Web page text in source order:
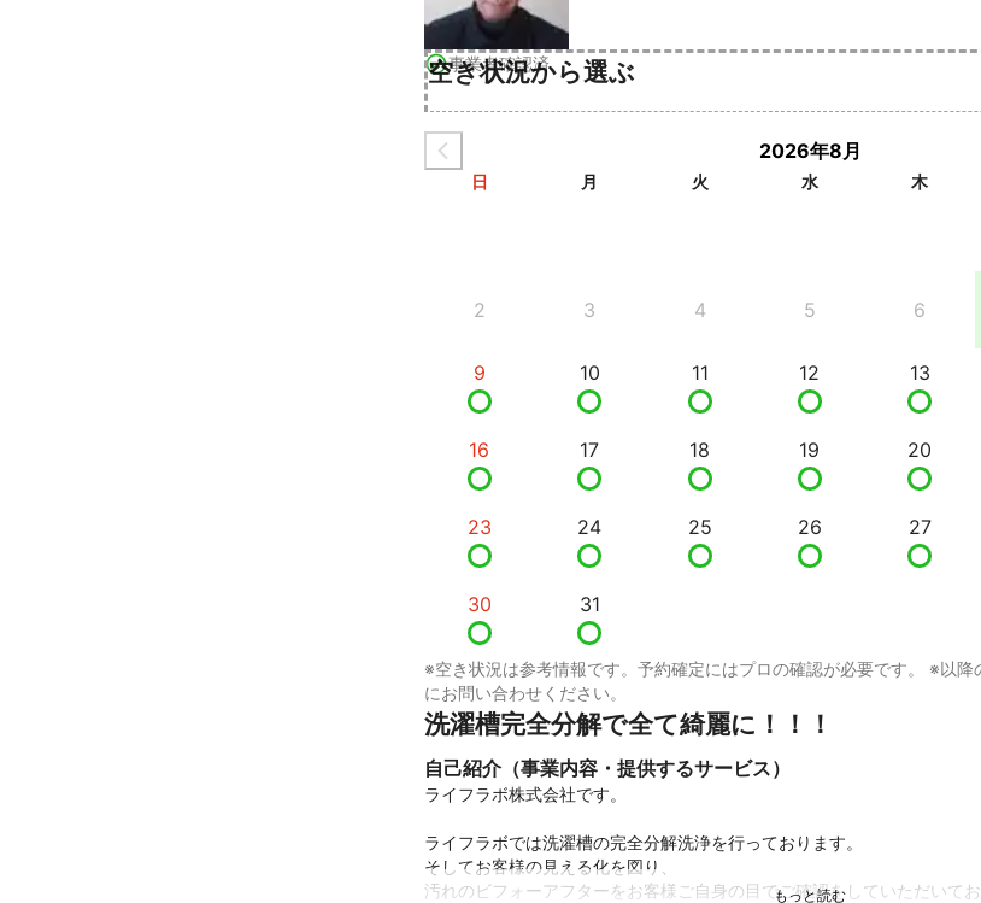
事業者確認済
空き状況から選ぶ
2026年8月
日 月 火 水 木
2 3 4 5 6
9 10 11 12 13
16 17 18 19 20
23 24 25 26 27
30 31
※空き状況は参考情報です。予約確定にはプロの確認が必要です。 ※以降
にお問い合わせください。
洗濯槽完全分解で全て綺麗に！！！
自己紹介（事業内容・提供するサービス）
ライフラボ株式会社です。
ライフラボでは洗濯槽の完全分解洗浄を行っております。
そしてお客様の見える化を図り、
汚れのビフォーアフターをお客様ご自身の目でご確認をしていただいてお